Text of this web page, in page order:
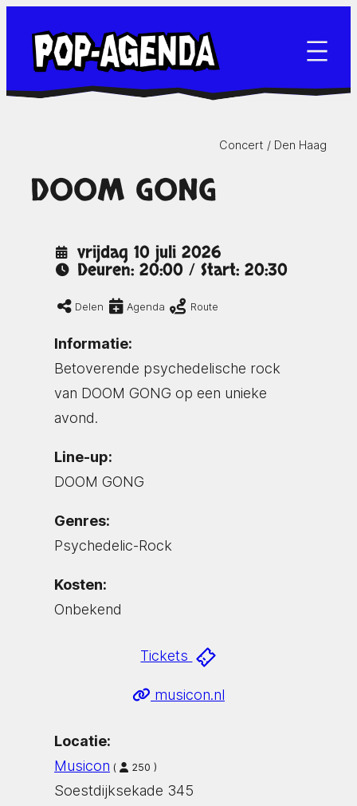
naar
inhoud
Concert / Den Haag
DOOM GONG
vrijdag 10 juli 2026
Deuren: 20:00 / Start: 20:30
Delen Agenda Route
Informatie:
Betoverende psychedelische rock
van DOOM GONG op een unieke
avond.
Line-up:
DOOM GONG
Genres:
Psychedelic-Rock
Kosten:
Onbekend
Tickets
musicon.nl
Locatie:
Musicon ( 250 )
Soestdijksekade 345